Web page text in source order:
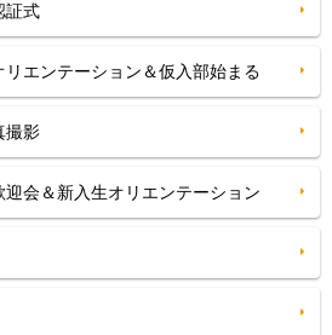
証式
エンテーション＆仮入部始まる
撮影
会＆新入生オリエンテーション